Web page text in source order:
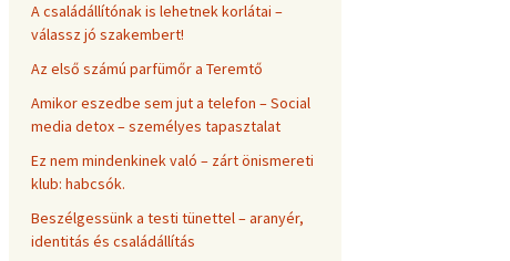
A családállítónak is lehetnek korlátai –
válassz jó szakembert!
Az első számú parfümőr a Teremtő
Amikor eszedbe sem jut a telefon – Social
media detox – személyes tapasztalat
Ez nem mindenkinek való – zárt önismereti
klub: habcsók.
Beszélgessünk a testi tünettel – aranyér,
identitás és családállítás